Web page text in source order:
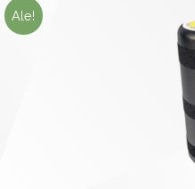
Ale!